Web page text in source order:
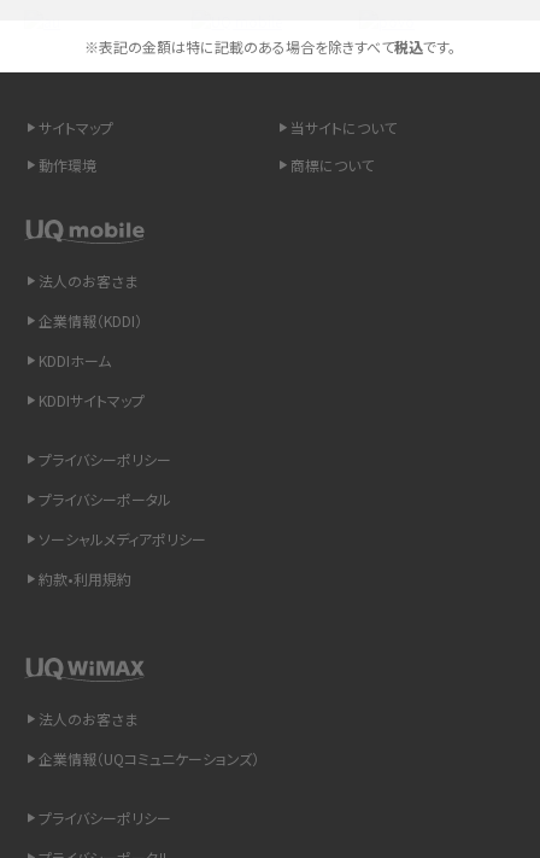
LINEの通知がこない時の原因と対処法9選！設定の確認手順も解説
非通知設定とは？184で電話をかける方法やiPhone・Androidの設定を解説
iCloudの使用容量を減らす9つの方法！使用状況の確認手順も紹介
リプライ機能とは？LINE、X（旧Twitter）、Instagram、TikTokで送る方法を解説
インスタのDMの送り方は？便利機能の使い方や注意点をわかりやすく解説
LINEで送信取り消しをする方法は？相手に知られるのか、削除との違いも紹介
詳しく解説
Wi-Fiを快適に使うための速度はどれくらい？用途別の目安・回線ごとの平均を
紹介
LINEの着信音や通知音の設定・変更方法を解説！鳴らない場合の対処法も紹介
※表記の金額は特に記載のある場合を除きすべて税込です。
サイトマップ
当サイトについて
動作環境
商標について
法人のお客さま
企業情報（KDDI）
KDDIホーム
KDDIサイトマップ
プライバシーポリシー
プライバシーポータル
ソーシャルメディアポリシー
約款•利用規約
法人のお客さま
企業情報（UQコミュニケーションズ）
プライバシーポリシー